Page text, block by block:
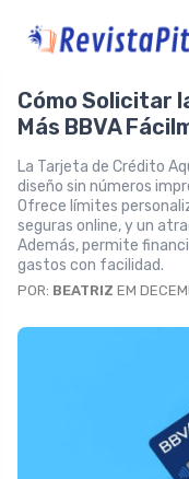
Cómo Solicitar
Más BBVA
La Tarjeta de Crédito
diseño sin números
Ofrece límites
seguras online, y un
Además, permite
gastos con facilidad.
POR: BEATRIZ EM